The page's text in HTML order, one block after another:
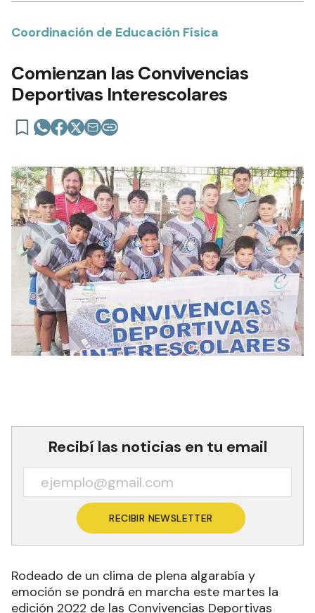
Coordinación de Educación Física
Comienzan las Convivencias
Deportivas Interescolares
Recibí las noticias en tu email
RECIBIR NEWSLETTER
Rodeado de un clima de plena algarabía y
emoción se pondrá en marcha este martes la
edición 2022 de las Convivencias Deportivas